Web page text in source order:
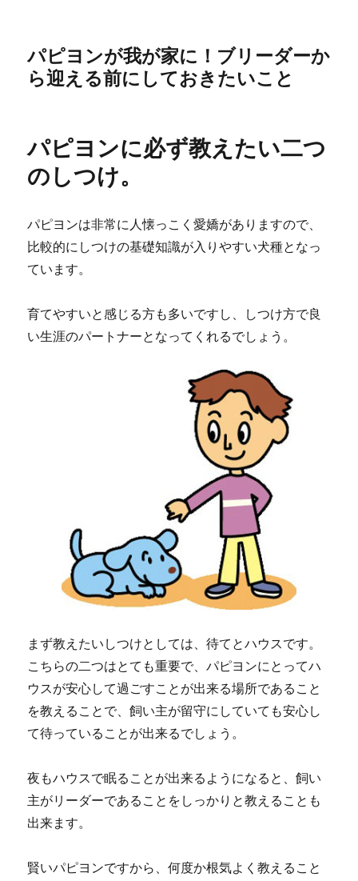
パピヨンが我が家に！ブリーダーか
ら迎える前にしておきたいこと
パピヨンに必ず教えたい二つ
のしつけ。
パピヨンは非常に人懐っこく愛嬌がありますので、
比較的にしつけの基礎知識が入りやすい犬種となっ
ています。
育てやすいと感じる方も多いですし、しつけ方で良
い生涯のパートナーとなってくれるでしょう。
まず教えたいしつけとしては、待てとハウスです。
こちらの二つはとても重要で、パピヨンにとってハ
ウスが安心して過ごすことが出来る場所であること
を教えることで、飼い主が留守にしていても安心し
て待っていることが出来るでしょう。
夜もハウスで眠ることが出来るようになると、飼い
主がリーダーであることをしっかりと教えることも
出来ます。
賢いパピヨンですから、何度か根気よく教えること